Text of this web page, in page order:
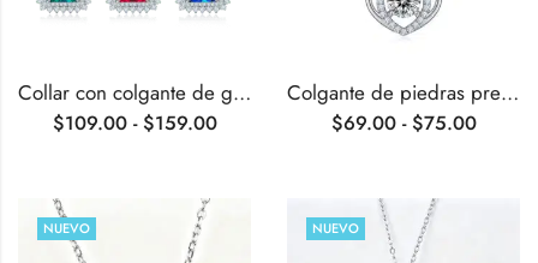
Collar con colgante de gemas cultivadas en laboratorio con talla esmeralda
$109.00 - $159.00
Colgante de piedras preciosas cultivadas en laboratorio en forma de calabaza
$69.00 - $75.00
NUEVO NUEVO